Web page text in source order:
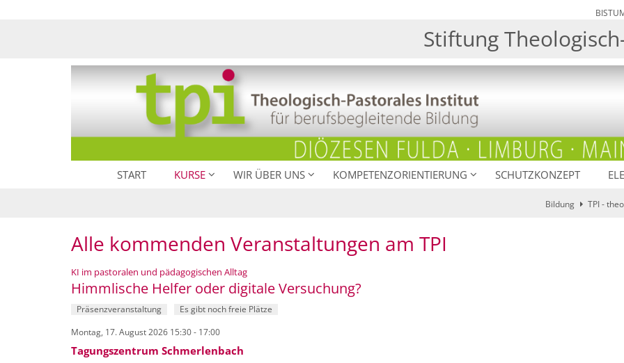
Stiftung
START KURSE WIR ÜBER UNS KOMPETENZORIENTIERUNG SCHUTZKONZEPT
Bildung TPI -
Alle kommenden Veranstaltungen am TPI
KI im pastoralen und pädagogischen Alltag:
Himmlische Helfer oder digitale Versuchung?
Präsenzveranstaltung
Es gibt noch freie Plätze
Montag, 17. August 2026 15:30 - 17:00
Tagungszentrum Schmerlenbach